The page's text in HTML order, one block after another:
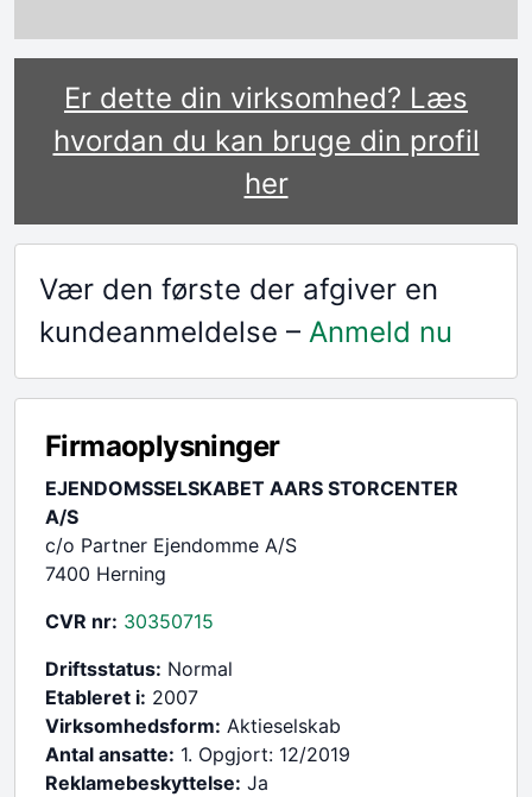
Er dette din virksomhed? Læs
hvordan du kan bruge din profil
her
Vær den første der afgiver en
kundeanmeldelse – Anmeld nu
Firmaoplysninger
EJENDOMSSELSKABET AARS STORCENTER
A/S
c/o Partner Ejendomme A/S
7400 Herning
CVR nr: 30350715
Driftsstatus: Normal
Etableret i: 2007
Virksomhedsform: Aktieselskab
Antal ansatte: 1. Opgjort: 12/2019
Reklamebeskyttelse: Ja